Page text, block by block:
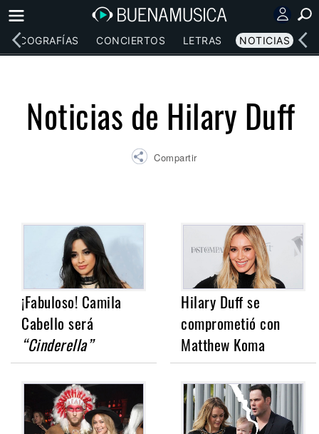
DISCOGRAFÍAS CONCIERTOS LETRAS NOTICIAS
Noticias de Hilary Duff
Compartir
¡Fabuloso! Camila
Cabello será
“Cinderella”
Hilary Duff se
comprometió con
Matthew Koma